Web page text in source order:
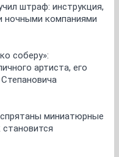
штраф: инструкция,
ночными компаниями
соберу»:
артиста, его
миниатюрные